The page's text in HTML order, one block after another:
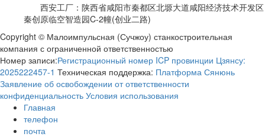
西安工厂：陕西省咸阳市秦都区北塬大道咸阳经济技术开发区
秦创原临空智造园C-2幢(创业二路)
Copyright © Малоимпульсная (Сучжоу) станкостроительная
компания с ограниченной ответственностью
Номер записи:Регистрационный номер ICP провинции Цзянсу:
2025222457-1 Техническая поддержка: Платформа Сянюнь
Заявление об освобождении от ответственности
конфиденциальность Условия использования
Главная
телефон
почта